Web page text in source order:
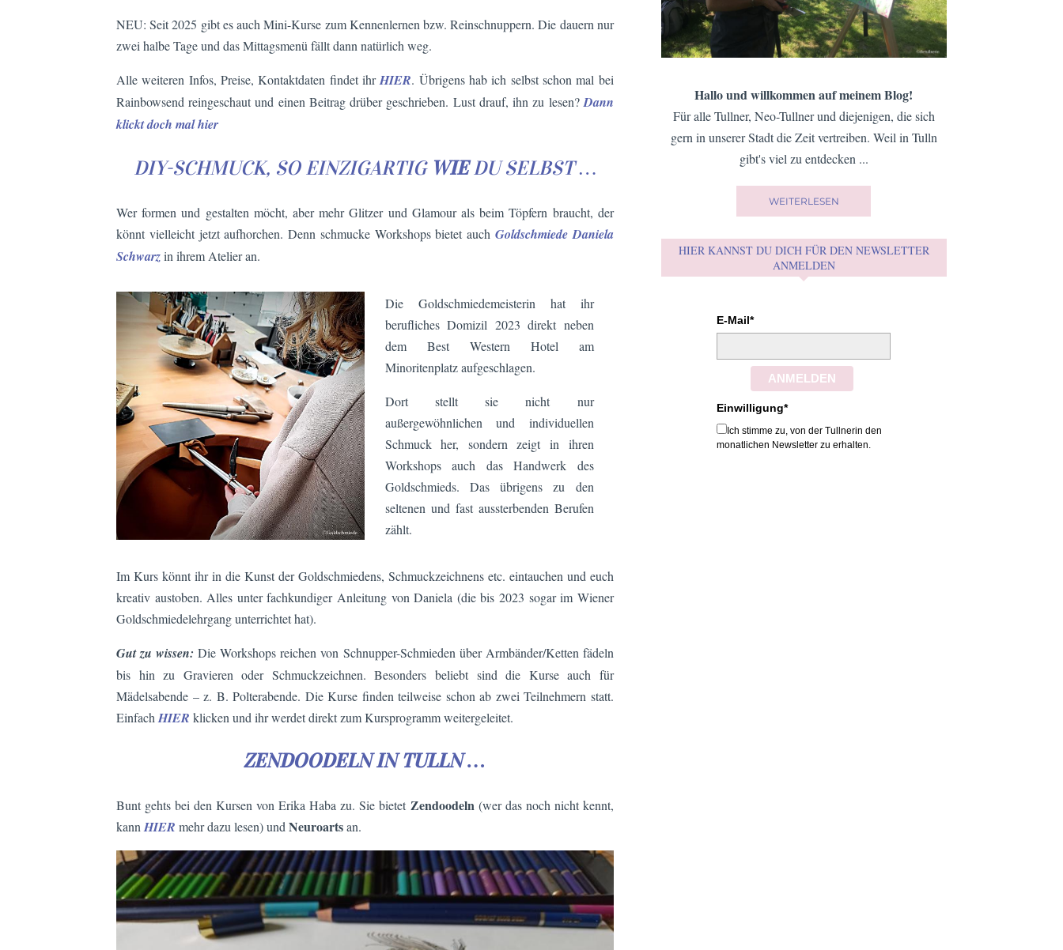
NEU: Seit 2025 gibt es auch Mini-Kurse zum Kennenlernen bzw. Reinschnuppern. Die dauern nur
zwei halbe Tage und das Mittagsmenü fällt dann natürlich weg.
Alle weiteren Infos, Preise, Kontaktdaten findet ihrHIER. Übrigens hab ich selbst schon mal bei
Rainbowsend reingeschaut und einen Beitrag drüber geschrieben. Lust drauf, ihn zu lesen? Dann
klickt doch mal hier
DIY-SCHMUCK, SO EINZIGARTIG WIEDU SELBST …
Wer formen und gestalten möcht, aber mehr Glitzer und Glamour als beim Töpfern braucht, der
könnt vielleicht jetzt aufhorchen. Denn schmucke Workshops bietet auchGoldschmiede Daniela
Schwarzin ihrem Atelier an.
Die Goldschmiedemeisterin hat ihr
berufliches Domizil 2023 direkt neben
dem Best Western Hotel am
Minoritenplatz aufgeschlagen.
Dort stellt sie nicht nur
außergewöhnlichen und individuellen
Schmuck her, sondern zeigt in ihren
Workshops auch das Handwerk des
Goldschmieds. Das übrigens zu den
seltenen und fast aussterbenden Berufen
zählt.
Im Kurs könnt ihr in die Kunst der Goldschmiedens, Schmuckzeichnens etc. eintauchen und euch
kreativ austoben. Alles unter fachkundiger Anleitung von Daniela (die bis 2023 sogar im Wiener
Goldschmiedelehrgang unterrichtet hat).
Gut zu wissen: Die Workshops reichen von Schnupper-Schmieden über Armbänder/Ketten fädeln
bis hin zu Gravieren oder Schmuckzeichnen. Besonders beliebt sind die Kurse auch für
Mädelsabende – z. B. Polterabende. Die Kurse finden teilweise schon ab zwei Teilnehmern statt.
Einfach HIER klicken und ihr werdet direkt zum Kursprogramm weitergeleitet.
ZENDOODELN IN TULLN …
Bunt gehts bei den Kursen von Erika Haba zu. Sie bietet Zendoodeln (wer das noch nicht kennt,
kann HIER mehr dazu lesen) und Neuroartsan.
Hallo und willkommen auf meinem Blog!
Für alle Tullner, Neo-Tullner und diejenigen, die sich
gern in unserer Stadt die Zeit vertreiben. Weil in Tulln
gibt's viel zu entdecken ...
WEITERLESEN
HIER KANNST DU DICH FÜR DEN NEWSLETTER
ANMELDEN
E-Mail*
ANMELDEN
Einwilligung*
Ich stimme zu, von der Tullnerin den
monatlichen Newsletter zu erhalten.